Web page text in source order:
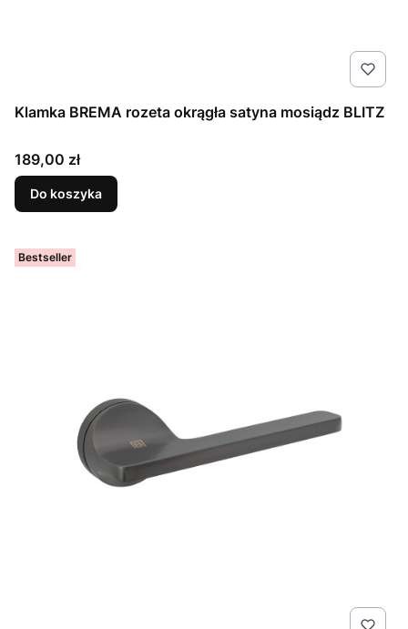
Klamka BREMA rozeta okrągła satyna mosiądz BLITZ
Cena
189,00 zł
Do koszyka
Bestseller